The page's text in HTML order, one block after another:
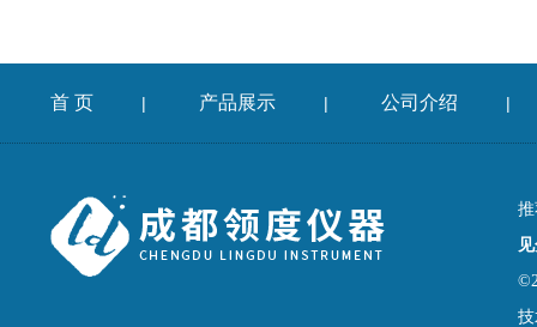
首 页 | 产品展示 | 公司介绍 |